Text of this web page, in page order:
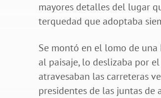
mayores detalles del lugar
terquedad que adoptaba
Se montó en el lomo de
al paisaje, lo deslizaba por
atravesaban las carreteras
presidentes de las juntas de